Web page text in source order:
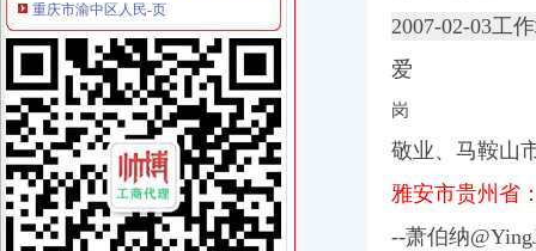
北京东方汇才国际文化交流有限公司招聘注册代理人_校园招聘
权威发布|助推自贸区建设,重庆主城各区大招频出_新闻中心_中国网
重庆会计招聘_重庆施澳顿电梯销售有限公司招聘会计_一览·电梯英才
公司注销-重庆亿源财税
上海新宇钟表_上海新宇钟表集团有限公司新招聘信息-汇博网
渝中区地税局办税服务厅,重庆渝中区地税局办税服务厅的电话_地址_
江苏财务会计招聘_南京南部路桥工程有限公司招聘财务会计_一览·路
会计代理-重庆亿源财税
【国理政新实践·重庆篇】权威发布|助推自贸区建设,重庆主城各区
清算审计公司_清算审计厂家_公司黄页-阿里巴巴
2007-02-03工
爱
岗
敬业、马鞍山
雅安市贵州省
--萧伯纳